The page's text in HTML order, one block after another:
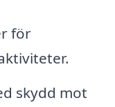
för
skydd mot